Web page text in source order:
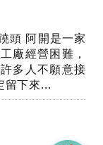
頭 阿開是一家
廠經營困難，
多人不願意接
留下來...